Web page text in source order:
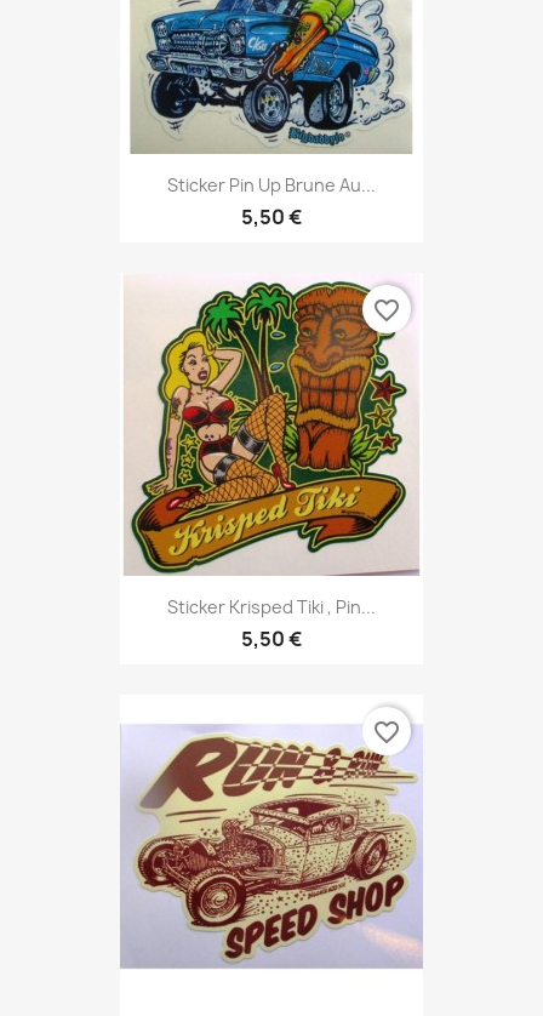
Sticker Pin Up Brune Au...
5,50 €
Sticker Krisped Tiki , Pin...
5,50 €
favorite_border
favorite_border